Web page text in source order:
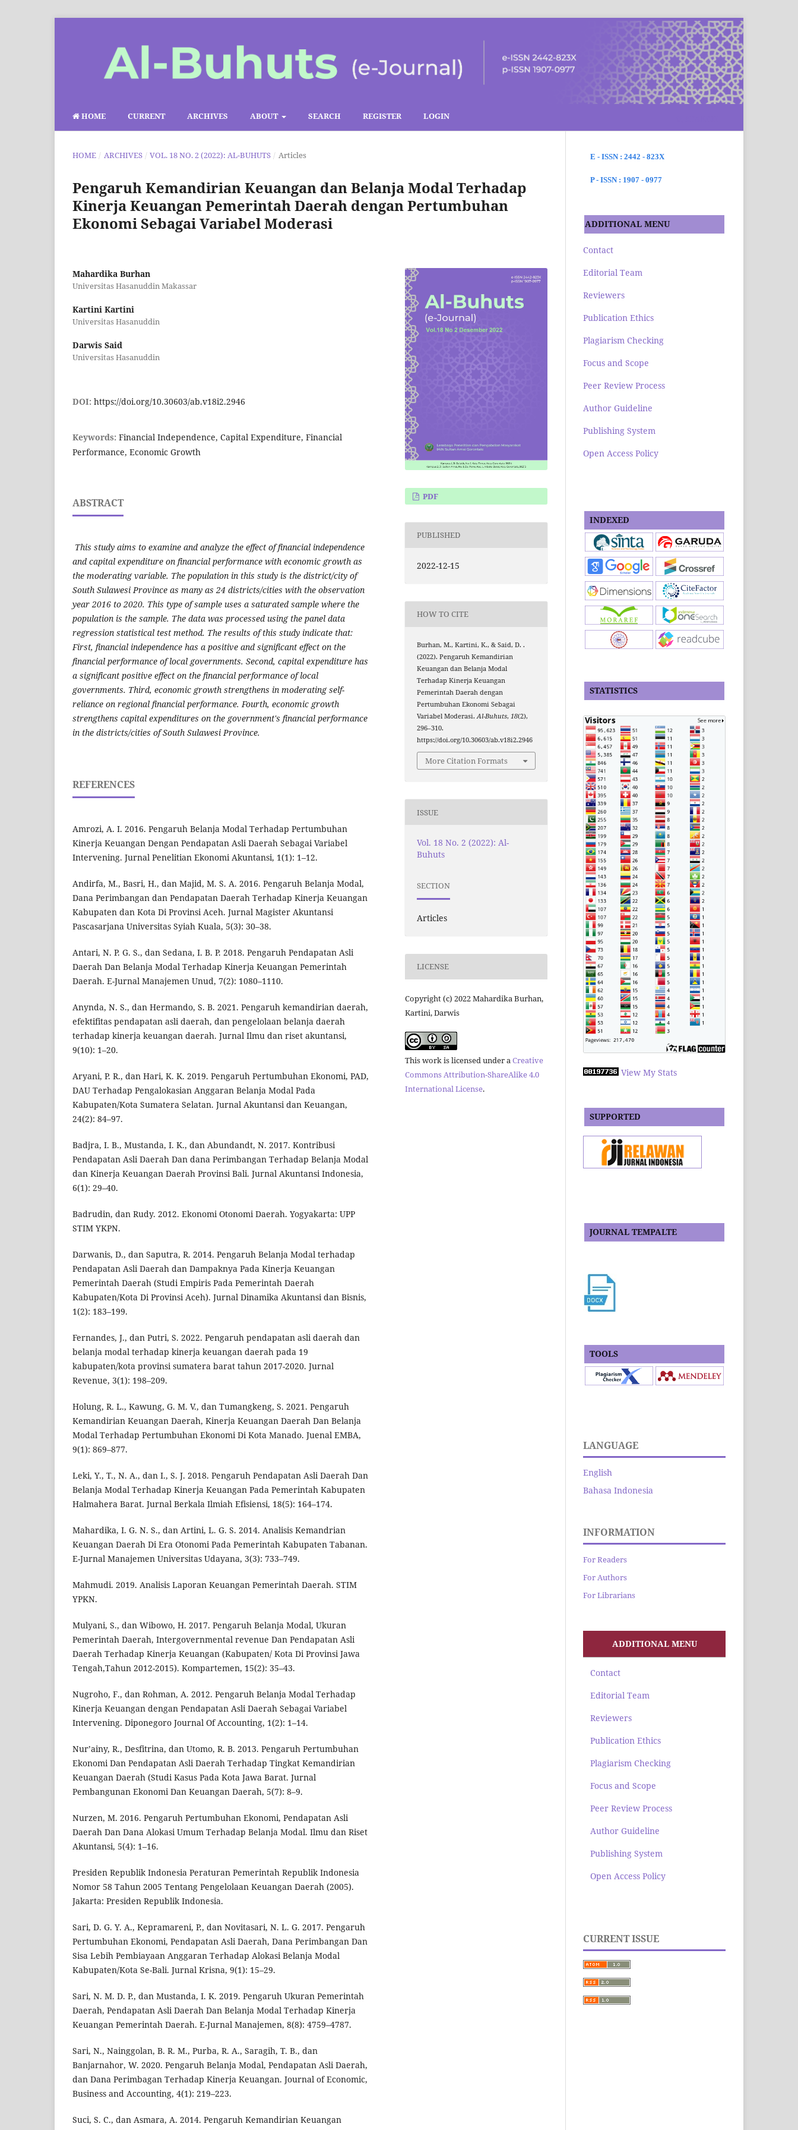
HOME CURRENT ARCHIVES ABOUT SEARCH REGISTER LOGIN
HOME / ARCHIVES / VOL. 18 NO. 2 (2022): AL-BUHUTS / Articles
Pengaruh Kemandirian Keuangan dan Belanja Modal Terhadap
Kinerja Keuangan Pemerintah Daerah dengan Pertumbuhan
Ekonomi Sebagai Variabel Moderasi
Mahardika Burhan
Universitas Hasanuddin Makassar
Kartini Kartini
Universitas Hasanuddin
Darwis Said
Universitas Hasanuddin
DOI: https://doi.org/10.30603/ab.v18i2.2946
Keywords: Financial Independence, Capital Expenditure, Financial
Performance, Economic Growth
ABSTRACT
This study aims to examine and analyze the effect of financial independence
and capital expenditure on financial performance with economic growth as
the moderating variable. The population in this study is the district/city of
South Sulawesi Province as many as 24 districts/cities with the observation
year 2016 to 2020. This type of sample uses a saturated sample where the
population is the sample. The data was processed using the panel data
regression statistical test method. The results of this study indicate that:
First, financial independence has a positive and significant effect on the
financial performance of local governments. Second, capital expenditure has
a significant positive effect on the financial performance of local
governments. Third, economic growth strengthens in moderating self-
reliance on regional financial performance. Fourth, economic growth
strengthens capital expenditures on the government's financial performance
in the districts/cities of South Sulawesi Province.
REFERENCES
Amrozi, A. I. 2016. Pengaruh Belanja Modal Terhadap Pertumbuhan
Kinerja Keuangan Dengan Pendapatan Asli Daerah Sebagai Variabel
Intervening. Jurnal Penelitian Ekonomi Akuntansi, 1(1): 1–12.
Andirfa, M., Basri, H., dan Majid, M. S. A. 2016. Pengaruh Belanja Modal,
Dana Perimbangan dan Pendapatan Daerah Terhadap Kinerja Keuangan
Kabupaten dan Kota Di Provinsi Aceh. Jurnal Magister Akuntansi
Pascasarjana Universitas Syiah Kuala, 5(3): 30–38.
Antari, N. P. G. S., dan Sedana, I. B. P. 2018. Pengaruh Pendapatan Asli
Daerah Dan Belanja Modal Terhadap Kinerja Keuangan Pemerintah
Daerah. E-Jurnal Manajemen Unud, 7(2): 1080–1110.
Anynda, N. S., dan Hermando, S. B. 2021. Pengaruh kemandirian daerah,
efektifitas pendapatan asli daerah, dan pengelolaan belanja daerah
terhadap kinerja keuangan daerah. Jurnal Ilmu dan riset akuntansi,
9(10): 1–20.
Aryani, P. R., dan Hari, K. K. 2019. Pengaruh Pertumbuhan Ekonomi, PAD,
DAU Terhadap Pengalokasian Anggaran Belanja Modal Pada
Kabupaten/Kota Sumatera Selatan. Jurnal Akuntansi dan Keuangan,
24(2): 84–97.
Badjra, I. B., Mustanda, I. K., dan Abundandt, N. 2017. Kontribusi
Pendapatan Asli Daerah Dan dana Perimbangan Terhadap Belanja Modal
dan Kinerja Keuangan Daerah Provinsi Bali. Jurnal Akuntansi Indonesia,
6(1): 29–40.
Badrudin, dan Rudy. 2012. Ekonomi Otonomi Daerah. Yogyakarta: UPP
STIM YKPN.
Darwanis, D., dan Saputra, R. 2014. Pengaruh Belanja Modal terhadap
Pendapatan Asli Daerah dan Dampaknya Pada Kinerja Keuangan
Pemerintah Daerah (Studi Empiris Pada Pemerintah Daerah
Kabupaten/Kota Di Provinsi Aceh). Jurnal Dinamika Akuntansi dan Bisnis,
1(2): 183–199.
Fernandes, J., dan Putri, S. 2022. Pengaruh pendapatan asli daerah dan
belanja modal terhadap kinerja keuangan daerah pada 19
kabupaten/kota provinsi sumatera barat tahun 2017-2020. Jurnal
Revenue, 3(1): 198–209.
Holung, R. L., Kawung, G. M. V., dan Tumangkeng, S. 2021. Pengaruh
Kemandirian Keuangan Daerah, Kinerja Keuangan Daerah Dan Belanja
Modal Terhadap Pertumbuhan Ekonomi Di Kota Manado. Juenal EMBA,
9(1): 869–877.
Leki, Y., T., N. A., dan I., S. J. 2018. Pengaruh Pendapatan Asli Daerah Dan
Belanja Modal Terhadap Kinerja Keuangan Pada Pemerintah Kabupaten
Halmahera Barat. Jurnal Berkala Ilmiah Efisiensi, 18(5): 164–174.
Mahardika, I. G. N. S., dan Artini, L. G. S. 2014. Analisis Kemandrian
Keuangan Daerah Di Era Otonomi Pada Pemerintah Kabupaten Tabanan.
E-Jurnal Manajemen Universitas Udayana, 3(3): 733–749.
Mahmudi. 2019. Analisis Laporan Keuangan Pemerintah Daerah. STIM
YPKN.
Mulyani, S., dan Wibowo, H. 2017. Pengaruh Belanja Modal, Ukuran
Pemerintah Daerah, Intergovernmental revenue Dan Pendapatan Asli
Daerah Terhadap Kinerja Keuangan (Kabupaten/ Kota Di Provinsi Jawa
Tengah,Tahun 2012-2015). Kompartemen, 15(2): 35–43.
Nugroho, F., dan Rohman, A. 2012. Pengaruh Belanja Modal Terhadap
Kinerja Keuangan dengan Pendapatan Asli Daerah Sebagai Variabel
Intervening. Diponegoro Journal Of Accounting, 1(2): 1–14.
Nur’ainy, R., Desfitrina, dan Utomo, R. B. 2013. Pengaruh Pertumbuhan
Ekonomi Dan Pendapatan Asli Daerah Terhadap Tingkat Kemandirian
Keuangan Daerah (Studi Kasus Pada Kota Jawa Barat. Jurnal
Pembangunan Ekonomi Dan Keuangan Daerah, 5(7): 8–9.
Nurzen, M. 2016. Pengaruh Pertumbuhan Ekonomi, Pendapatan Asli
Daerah Dan Dana Alokasi Umum Terhadap Belanja Modal. Ilmu dan Riset
Akuntansi, 5(4): 1–16.
Presiden Republik Indonesia Peraturan Pemerintah Republik Indonesia
Nomor 58 Tahun 2005 Tentang Pengelolaan Keuangan Daerah (2005).
Jakarta: Presiden Republik Indonesia.
Sari, D. G. Y. A., Kepramareni, P., dan Novitasari, N. L. G. 2017. Pengaruh
Pertumbuhan Ekonomi, Pendapatan Asli Daerah, Dana Perimbangan Dan
Sisa Lebih Pembiayaan Anggaran Terhadap Alokasi Belanja Modal
Kabupaten/Kota Se-Bali. Jurnal Krisna, 9(1): 15–29.
Sari, N. M. D. P., dan Mustanda, I. K. 2019. Pengaruh Ukuran Pemerintah
Daerah, Pendapatan Asli Daerah Dan Belanja Modal Terhadap Kinerja
Keuangan Pemerintah Daerah. E-Jurnal Manajemen, 8(8): 4759–4787.
Sari, N., Nainggolan, B. R. M., Purba, R. A., Saragih, T. B., dan
Banjarnahor, W. 2020. Pengaruh Belanja Modal, Pendapatan Asli Daerah,
dan Dana Perimbagan Terhadap Kinerja Keuangan. Journal of Economic,
Business and Accounting, 4(1): 219–223.
Suci, S. C., dan Asmara, A. 2014. Pengaruh Kemandirian Keuangan
PDF
PUBLISHED
2022-12-15
HOW TO CITE
Burhan, M., Kartini, K., & Said, D. .
(2022). Pengaruh Kemandirian
Keuangan dan Belanja Modal
Terhadap Kinerja Keuangan
Pemerintah Daerah dengan
Pertumbuhan Ekonomi Sebagai
Variabel Moderasi.Al-Buhuts,18(2),
296–310.
https://doi.org/10.30603/ab.v18i2.2946
More Citation Formats
ISSUE
Vol. 18 No. 2 (2022): Al-
Buhuts
SECTION
Articles
LICENSE
Copyright (c) 2022 Mahardika Burhan,
Kartini, Darwis
This work is licensed under a Creative
Commons Attribution-ShareAlike 4.0
International License.
E - ISSN : 2442 - 823X
P - ISSN : 1907 - 0977
ADDITIONAL MENU
Contact
Editorial Team
Reviewers
Publication Ethics
Plagiarism Checking
Focus and Scope
Peer Review Process
Author Guideline
Publishing System
Open Access Policy
INDEXED
STATISTICS
View My Stats
SUPPORTED
JOURNAL TEMPALTE
TOOLS
LANGUAGE
English
Bahasa Indonesia
INFORMATION
For Readers
For Authors
For Librarians
ADDITIONAL MENU
Contact
Editorial Team
Reviewers
Publication Ethics
Plagiarism Checking
Focus and Scope
Peer Review Process
Author Guideline
Publishing System
Open Access Policy
CURRENT ISSUE